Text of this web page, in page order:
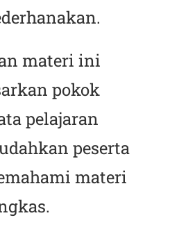
materi ini
pokok
pelajaran
peserta
materi